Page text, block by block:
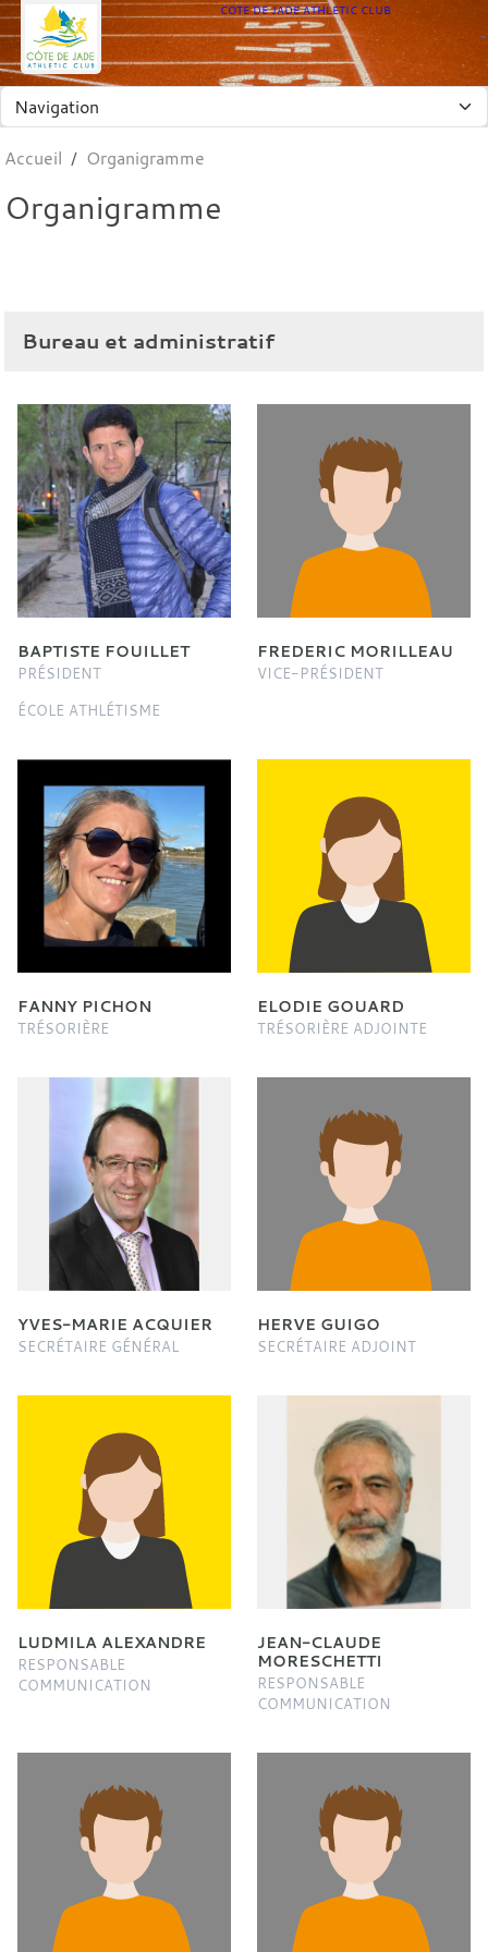
COTE DE JADE ATHLETIC CLUB
Accueil Organigramme
Organigramme
Bureau et administratif
BAPTISTE FOUILLET
PRÉSIDENT
ÉCOLE ATHLÉTISME
FREDERIC MORILLEAU
VICE-PRÉSIDENT
FANNY PICHON
TRÉSORIÈRE
ELODIE GOUARD
TRÉSORIÈRE ADJOINTE
YVES-MARIE ACQUIER
SECRÉTAIRE GÉNÉRAL
HERVE GUIGO
SECRÉTAIRE ADJOINT
LUDMILA ALEXANDRE
RESPONSABLE
COMMUNICATION
JEAN-CLAUDE
MORESCHETTI
RESPONSABLE
COMMUNICATION
Panneau de gestion des cookies